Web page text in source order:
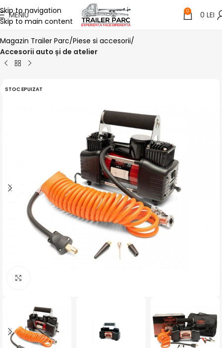
Skip to navigation
Skip to main content
MENIU 0 0 LEI
Magazin Trailer Parc Piese si accesorii
Accesorii auto și de atelier
STOC EPUIZAT